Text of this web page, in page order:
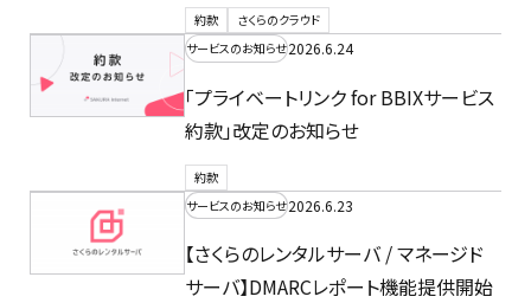
約款
さくらのクラウド
サービスのお知らせ2026.6.24
「プライベートリンク for BBIXサービス
約款」改定のお知らせ
約款
サービスのお知らせ2026.6.23
【さくらのレンタルサーバ / マネージド
サーバ】DMARCレポート機能提供開始